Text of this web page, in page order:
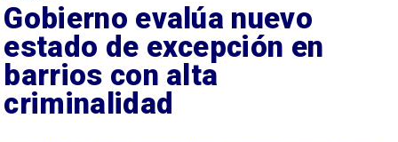
Gobierno evalúa nuevo
estado de excepción en
barrios con alta
criminalidad